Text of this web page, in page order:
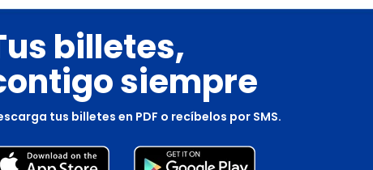
billetes,
siempre
tus billetes en PDF o recíbelos por SMS.